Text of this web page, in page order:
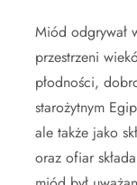
Miód odgrywał
przestrzeni
płodności,
starożytnym
ale także jako
oraz ofiar